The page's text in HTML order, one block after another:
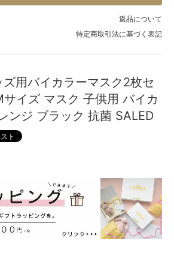
返品について
特定商取引法に基づく表記
ズ用バイカラーマスク2枚セ
イズ マスク 子供用 バイカ
ンジ ブラック 抗菌 SALED